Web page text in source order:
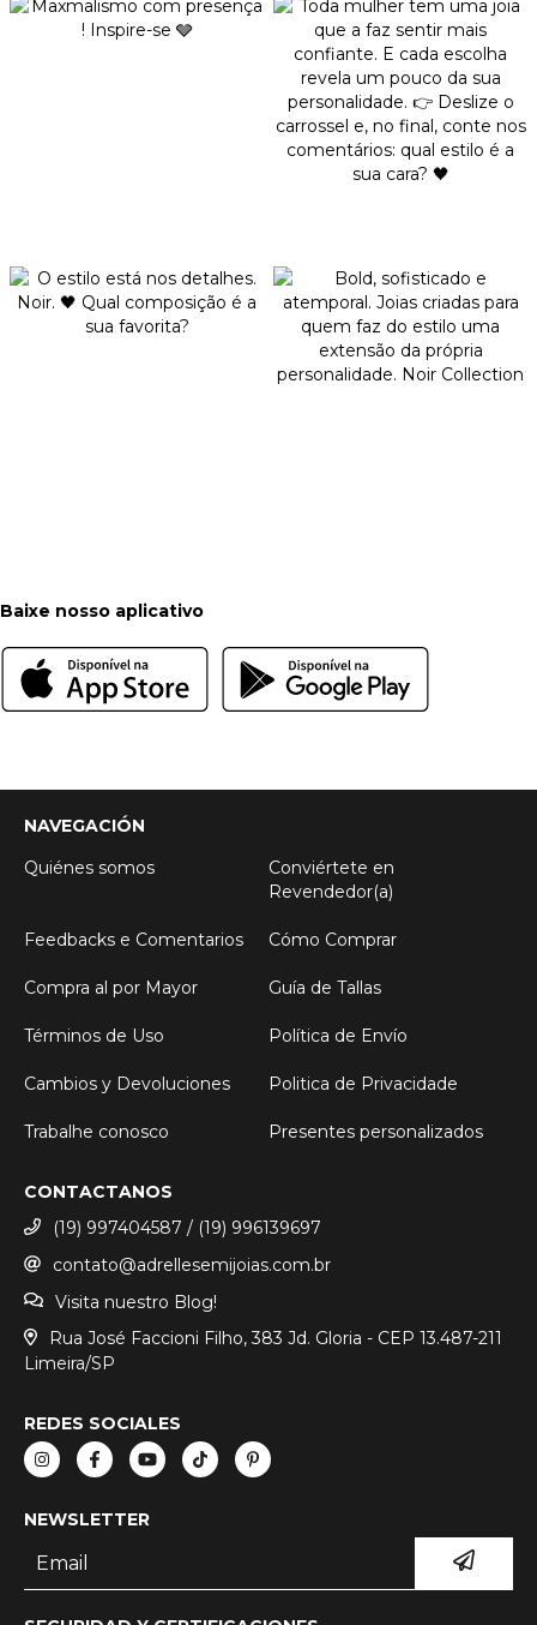
Baixe nosso aplicativo
NAVEGACIÓN
Quiénes somos
Conviértete en
Revendedor(a)
Feedbacks e Comentarios Cómo Comprar
Compra al por Mayor Guía de Tallas
Términos de Uso Política de Envío
Cambios y Devoluciones Politica de Privacidade
Trabalhe conosco Presentes personalizados
CONTACTANOS
(19) 997404587 / (19) 996139697
contato@adrellesemijoias.com.br
Visita nuestro Blog!
Rua José Faccioni Filho, 383 Jd. Gloria - CEP 13.487-211
Limeira/SP
REDES SOCIALES
NEWSLETTER